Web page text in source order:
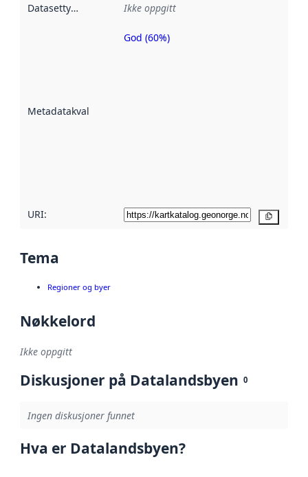
Datasettype Ikke oppgitt
Metadatakvalitet
Metadatakvalitet
God (60%)
URI:
Tema
Regioner og byer
Nøkkelord
Ikke oppgitt
Diskusjoner på Datalandsbyen 0
Ingen diskusjoner funnet
Hva er Datalandsbyen?